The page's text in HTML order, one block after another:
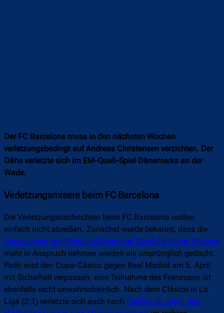
Der FC Barcelona muss in den nächsten Wochen
verletzungsbedingt auf Andreas Christensen verzichten. Der
Däne verletzte sich im EM-Quali-Spiel Dänemarks an der
Wade.
Verletzungsmisere beim FC Barcelona
Die Verletzungsnachrichten beim FC Barcelona wollen
einfach nicht abreißen. Zunächst wurde bekannt, dass die
Genesungen von Pedri und Ousmane Dembélé einige Wochen
mehr in Anspruch nehmen werden als ursprünglich gedacht.
Pedri wird den Copa-Cásico gegen Real Madrid am 5. April
mit Sicherheit verpassen, eine Teilnahme des Franzosen ist
ebenfalls recht unwahrscheinlich. Nach dem Clásico in La
Liga (2:1) verletzte sich auch noch Frenkie de Jong, den